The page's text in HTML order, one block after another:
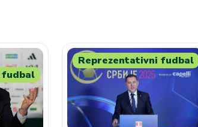
fudbal
Reprezentativni fudbal